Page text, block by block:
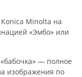
Minolta на
«Эмбо» или
— полное
изображения по